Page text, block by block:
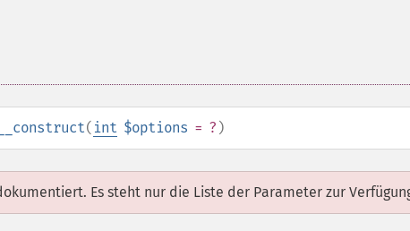
( int $options = ? )
Es steht nur die Liste der Parameter zur